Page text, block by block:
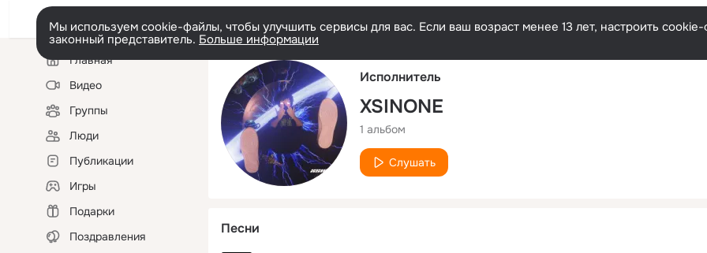
Мы используем cookie-файлы, чтобы улучшить сервисы для вас. Если ваш возраст менее 13 лет, настроить
законный представитель. Больше информации
Левая
колонкаГлавная
Видео
Группы
Люди
Публикации
Игры
Подарки
Поздравления
Исполнитель
XSINONE
1 альбом
Слушать
Песни